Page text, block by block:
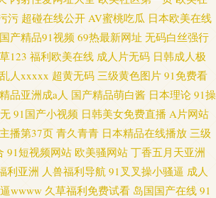
污 超碰在线公开 AV蜜桃吃瓜 日本欧美在线
国产精品91视频 69热最新网址 无码白丝强行
123 福利欧美在线 成人片无码 日韩成人极
乱人xxxxx 超黄无码 三级黄色图片 91免费看
精品亚洲成a人 国产精品萌白酱 日本理论 91操
91国产小视频 日韩美女免费直播 A片网站
播第37页 青久青青 日本精品在线播放 三级
91短视频网站 欧美骚网站 丁香五月天亚洲
利亚洲 人兽福利导航 91叉叉操小骚逼 成人
wwww 久草福利免费试看 岛国国产在线 91